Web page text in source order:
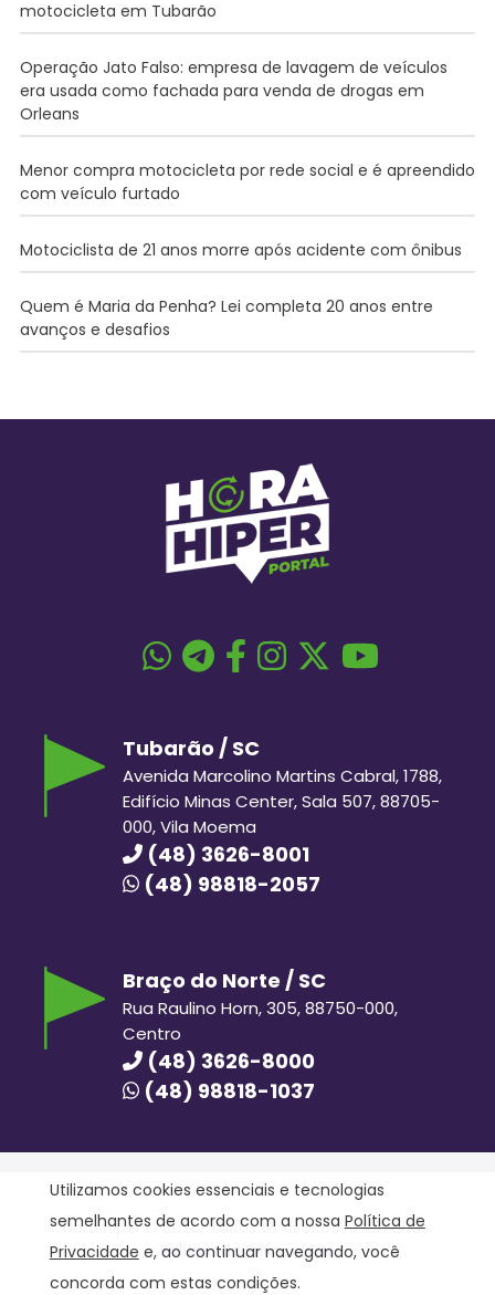
motocicleta em Tubarão
Operação Jato Falso: empresa de lavagem de veículos
era usada como fachada para venda de drogas em
Orleans
Menor compra motocicleta por rede social e é apreendido
com veículo furtado
Motociclista de 21 anos morre após acidente com ônibus
Quem é Maria da Penha? Lei completa 20 anos entre
avanços e desafios
Tubarão / SC
Avenida Marcolino Martins Cabral, 1788,
Edifício Minas Center, Sala 507, 88705-
000, Vila Moema
(48) 3626-8001
(48) 98818-2057
Braço do Norte / SC
Rua Raulino Horn, 305, 88750-000,
Centro
(48) 3626-8000
(48) 98818-1037
Hora Hiper © 2020. Todos os direitos reservados.
Política de Privacidade
Utilizamos cookies essenciais e tecnologias
semelhantes de acordo com a nossa Política de
Privacidade e, ao continuar navegando, você
concorda com estas condições.